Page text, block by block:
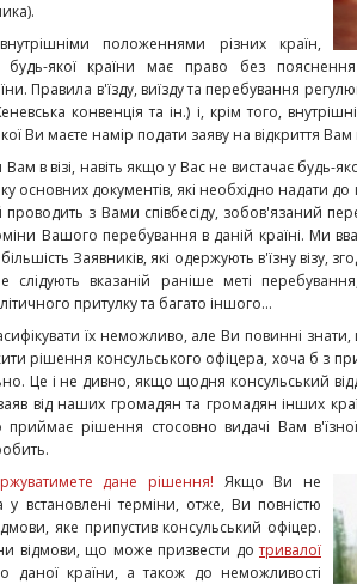
положеннями різних країн,
будь-якої країни має право без
Правила в'їзду, виїзду та перебування
конвенція та ін.) і, крім того,
Ви маєте намір подати заяву на відкриття Вам
в візі, навіть якщо у Вас не вистачає будь-
основних документів, які необхідно надати до
з Вами співбесіду, зобов'язаний
Вашого перебування в даній країні. Ми
Заявників, які одержують в'їзну візу,
вказаній раніше меті
притулку та багато іншого...
їх неможливо, але Ви повинні
рішення консульського офіцера, хоча б з
Це і не дивно, якщо щодня консульський
від наших громадян та громадян інших
рішення стосовно видачі Вам
дане рішення! Якщо Ви не
встановлені терміни, отже, Ви повністю
яке припустив консульський офіцер.
відмови, що може призвести дотривалої
даної країни, а також до неможливості